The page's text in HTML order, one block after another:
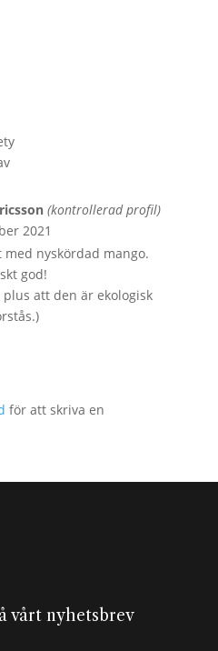
(kontrollerad profil)
2021
med nyskördad mango.
god!
plus att den är ekologisk
för att skriva en
vårt nyhetsbrev